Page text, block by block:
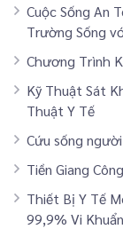
Cuộc Sống An
Trường Sống
Chương Trình
Kỹ Thuật Sát
Thuật Y Tế
Cứu sống
Tiền Giang
Thiết Bị Y Tế
99,9% Vi Khuẩn